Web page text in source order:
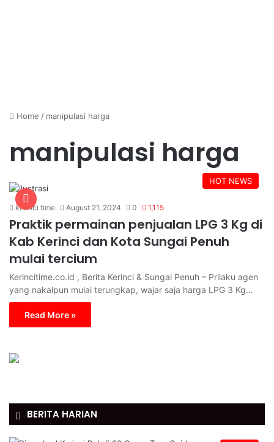
Home / manipulasi harga
manipulasi harga
HOT NEWS
kerinci time August 21, 2024 0 1,115
Praktik permainan penjualan LPG 3 Kg di
Kab Kerinci dan Kota Sungai Penuh
mulai tercium
Kerincitime.co.id , Berita Kerinci & Sungai Penuh – Prilaku agen
yang nakalpun mulai terungkap, wajar saja harga LPG 3 Kg…
Read More »
BERITA HARIAN